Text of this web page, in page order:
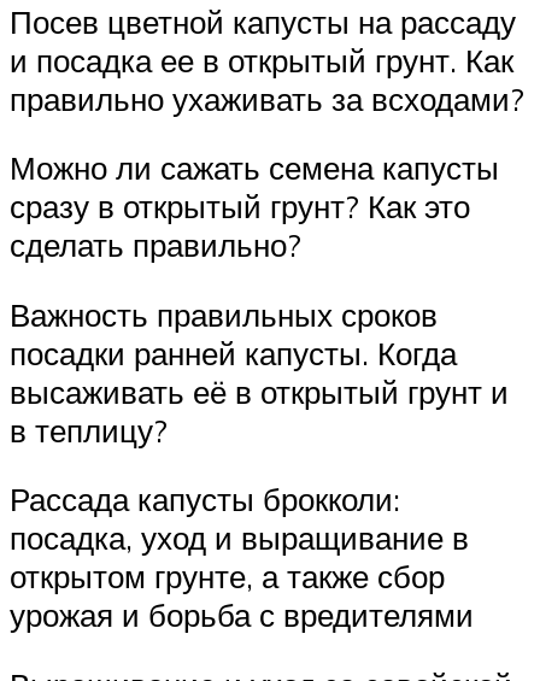
Посев цветной капусты на рассаду
и посадка ее в открытый грунт. Как
правильно ухаживать за всходами?
Можно ли сажать семена капусты
сразу в открытый грунт? Как это
сделать правильно?
Важность правильных сроков
посадки ранней капусты. Когда
высаживать её в открытый грунт и
в теплицу?
Рассада капусты брокколи:
посадка, уход и выращивание в
открытом грунте, а также сбор
урожая и борьба с вредителями